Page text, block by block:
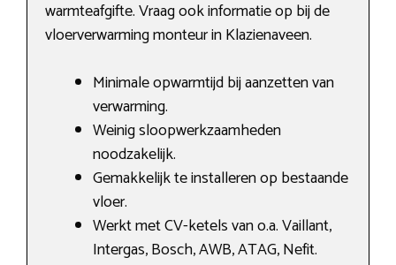
warmteafgifte. Vraag ook informatie op bij de
vloerverwarming monteur in Klazienaveen.
Minimale opwarmtijd bij aanzetten van
verwarming.
Weinig sloopwerkzaamheden
noodzakelijk.
Gemakkelijk te installeren op bestaande
vloer.
Werkt met CV-ketels van o.a. Vaillant,
Intergas, Bosch, AWB, ATAG, Nefit.